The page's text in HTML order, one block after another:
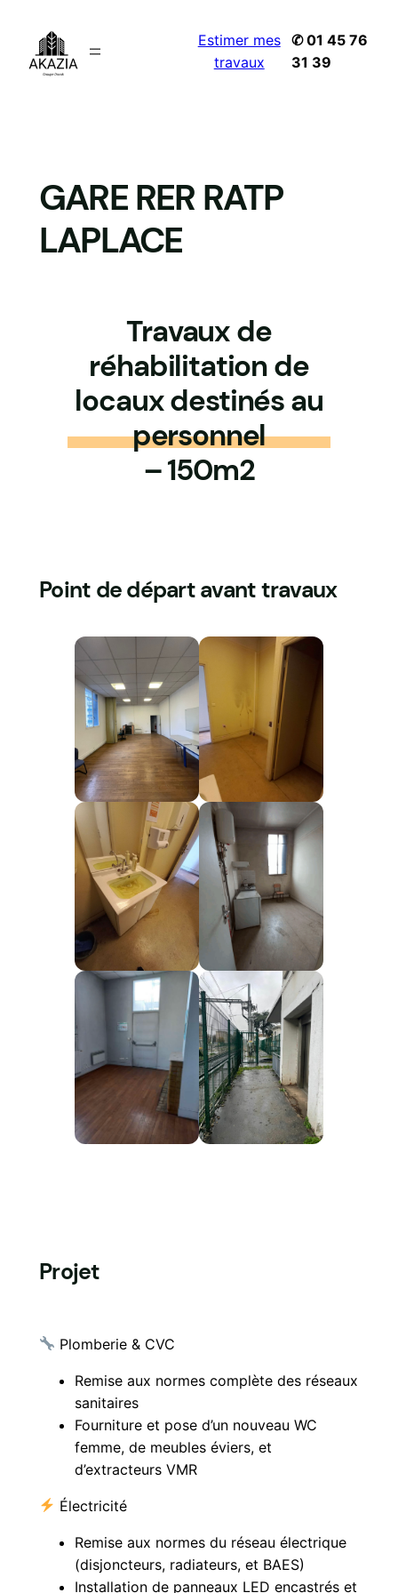
Estimer mes
travaux
✆ 01 45 76
31 39
GARE RER RATP
LAPLACE
Travaux de
réhabilitation de
locaux destinés au
personnel
– 150m2
Point de départ avant travaux
Projet
Plomberie & CVC
Remise aux normes complète des réseaux
sanitaires
Fourniture et pose d’un nouveau WC
femme, de meubles éviers, et
d’extracteurs VMR
Électricité
Remise aux normes du réseau électrique
(disjoncteurs, radiateurs, et BAES)
Installation de panneaux LED encastrés et